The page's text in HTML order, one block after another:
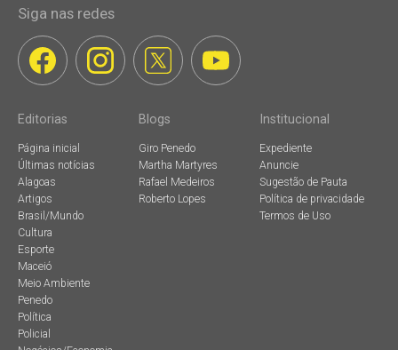
Siga nas redes
Editorias
Página inicial
Últimas notícias
Alagoas
Artigos
Brasil/Mundo
Cultura
Esporte
Maceió
Meio Ambiente
Penedo
Política
Policial
Blogs
Giro Penedo
Martha Martyres
Rafael Medeiros
Roberto Lopes
Institucional
Expediente
Anuncie
Sugestão de Pauta
Política de privacidade
Termos de Uso